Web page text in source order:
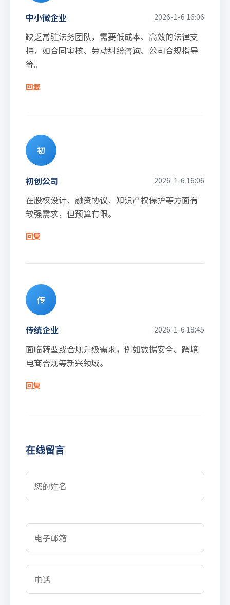
中小微企业 2026-1-6 16:06
缺乏常驻法务团队，需要低成本、高效的法律支
持，如合同审核、劳动纠纷咨询、公司合规指导
等。
回复
初
初创公司 2026-1-6 16:06
在股权设计、融资协议、知识产权保护等方面有
较强需求，但预算有限。
回复
传
传统企业 2026-1-6 18:45
面临转型或合规升级需求，例如数据安全、跨境
电商合规等新兴领域。
回复
在线留言